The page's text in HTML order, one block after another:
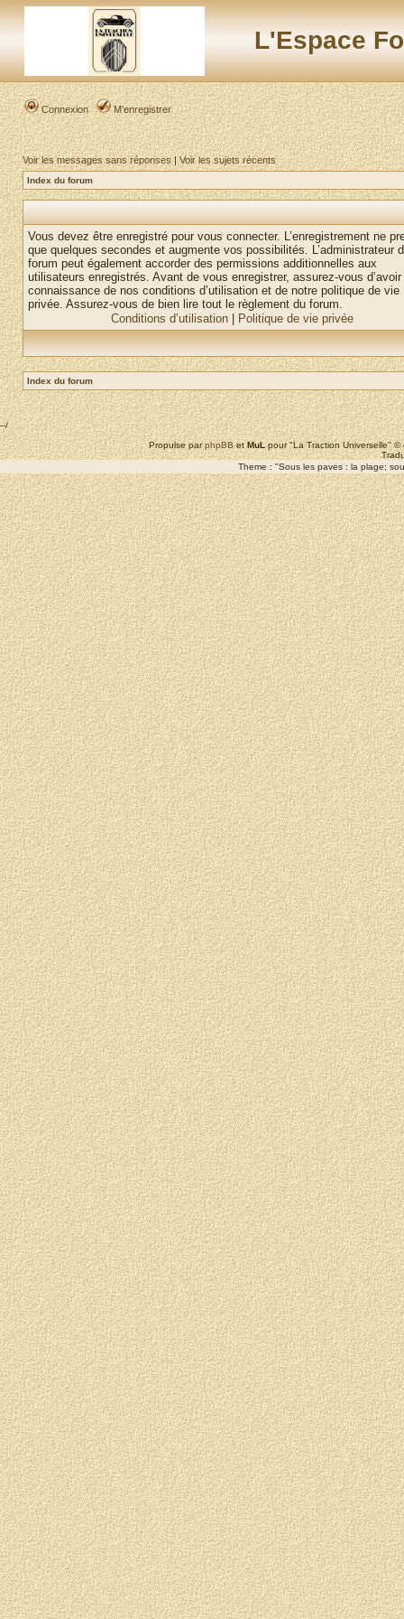
L'Espace
Connexion M’enregistrer
Voir les messages sans réponses|Voir les sujets récents
Index du forum
Vous devez être enregistré pour vous connecter. L’enregistrement ne
que quelques secondes et augmente vos possibilités. L’administrateur
forum peut également accorder des permissions additionnelles aux
utilisateurs enregistrés. Avant de vous enregistrer, assurez-vous
connaissance de nos conditions d’utilisation et de notre politique de vie
privée. Assurez-vous de bien lire tout le règlement du forum.
Conditions d’utilisation
Politique de vie privée
Index du forum
--/
Propulse parphpBBetMuLpour "La Traction Universelle"
Theme : "Sous les paves : la plage;